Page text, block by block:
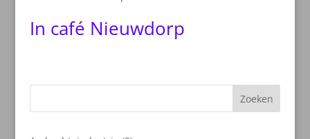
In café Nieuwdorp
Zoeken